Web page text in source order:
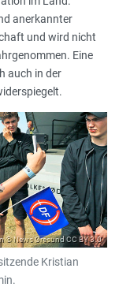
anerkannter
und wird nicht
Eine
auch in der
© News Øresund CC BY 3.0
Kristian